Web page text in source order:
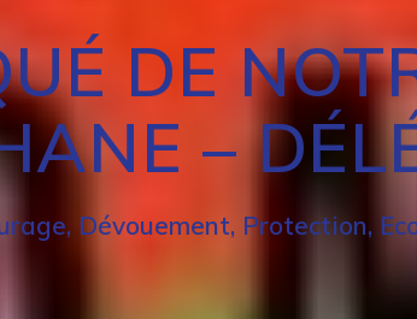
DE
–
Dévouement, Protection,